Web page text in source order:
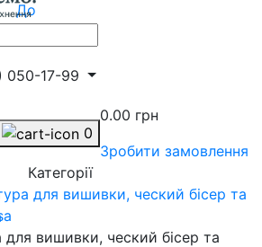
До
050-17-99
0
0.00 грн
Зробити замовлення
Категорії
для вишивки, ческий бісер та
вишивки, ческий бісер та